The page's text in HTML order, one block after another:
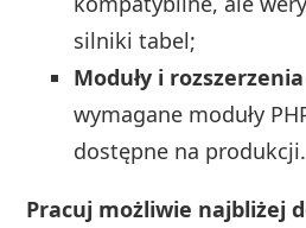
silniki tabel;
Moduły i rozszerzenia
wymagane moduły
dostępne na produkcji.
Pracuj możliwie najbliżej